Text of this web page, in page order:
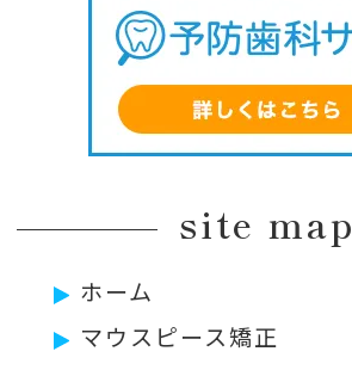
site map
ホーム
マウスピース矯正